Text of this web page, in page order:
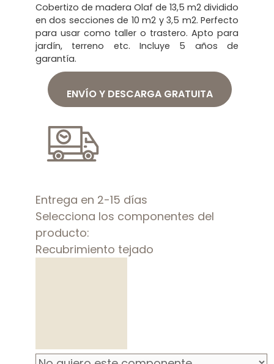
Cobertizo de madera Olaf de 13,5 m2 dividido
en dos secciones de 10 m2 y 3,5 m2. Perfecto
para usar como taller o trastero. Apto para
jardín, terreno etc. Incluye 5 años de
garantía.
ENVÍO Y DESCARGA GRATUITA
Entrega en 2-15 días
Selecciona los componentes del
producto:
Recubrimiento tejado